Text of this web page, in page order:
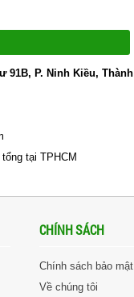
91B, P. Ninh Kiều, Thành
tại TPHCM
CHÍNH SÁCH
Chính sách bảo mật
Về chúng tôi